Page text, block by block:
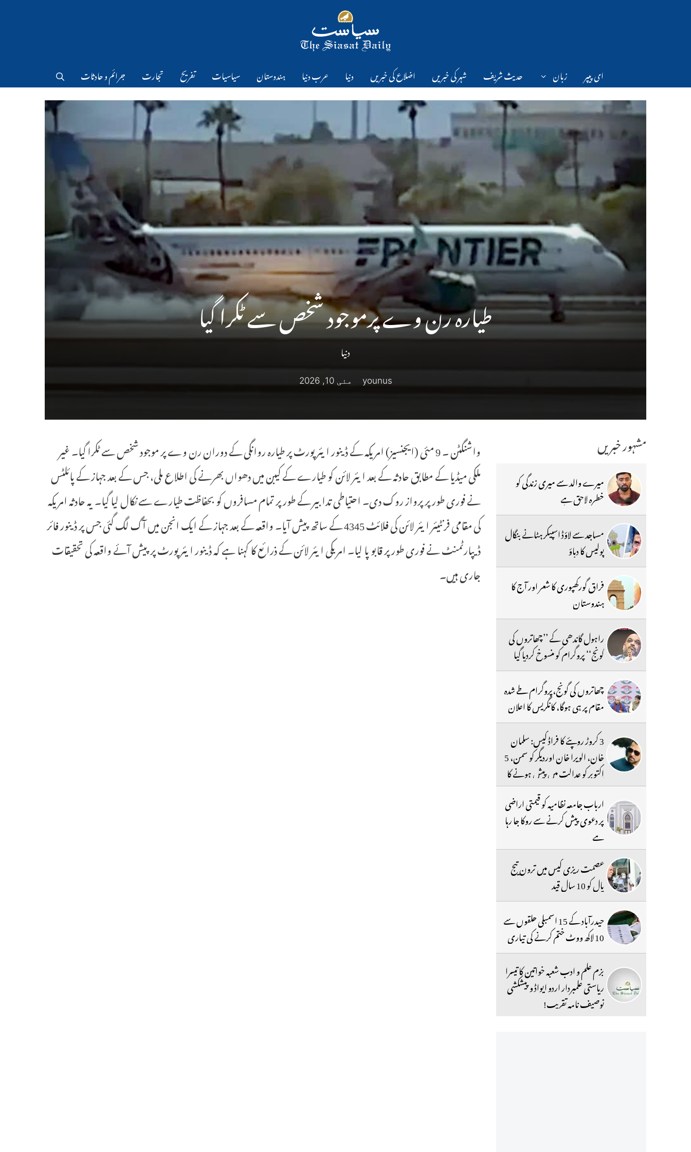
ای پیپر زبان حدیث شریف شہر کی خبریں اضلاع کی خبریں دنیا عرب دنیا ہندوستان سیاسیات تفریح تجارت جرائم و حادثات
طیارہ رن وے پرموجود شخص سے ٹکرا گیا
دنیا
younus مئی 10, 2026
واشنگٹن ۔ 9 مئی (ایجنسیز) امریکہ کے ڈینور ایئر پورٹ پر طیارہ روانگی کے دوران رن وے پر موجود شخص سے ٹکرا گیا۔ غیر
ملکی میڈیا کے مطابق حادثہ کے بعد ایئر لائن کو طیارے کے کیبن میں دھواں بھرنے کی اطلاع ملی، جس کے بعد جہاز کے پائلٹس
نے فوری طور پر پرواز روک دی۔ احتیاطی تدابیر کے طور پر تمام مسافروں کو بحفاظت طیارے سے نکال لیا گیا۔ یہ حادثہ امریکہ
کی مقامی فرنٹیئر ایئر لائن کی فلائٹ 4345 کے ساتھ پیش آیا۔ واقعہ کے بعد جہاز کے ایک انجن میں آگ لگ گئی جس پر ڈینور فائر
ڈیپارٹمنٹ نے فوری طور پر قابو پا لیا۔ امریکی ایئر لائن کے ذرائع کا کہنا ہے کہ ڈینور ایئر پورٹ پر پیش آئے واقعہ کی تحقیقات
جاری ہیں۔
مشہور خبریں
میرے والد سے میری زندگی کو
خطرہ لاحق ہے
مساجد سے لاؤڈ اسپیکر ہٹانے بنگال
پولیس کا دباؤ
فراق گورکھپوری کا شعر اور آج کا
ہندوستان
راہول گاندھی کے ’’چھاتروں کی
گونج‘‘ پروگرام کو منسوخ کردیا گیا
چھاتروں کی گونج،پروگرام طے شدہ
مقام پر ہی ہوگا، کانگریس کا اعلان
3 کروڑ روپئے کا فراڈ کیس: سلمان
خان، الویرا خان اوردیگر کو سمن، 5
اکتوبر کو عدالت میں پیش ہونے کا
حکم
ارباب جامعہ نظامیہ کو قیمتی اراضی
پر دعوی پیش کرنے سے روکا جا رہا
ہے
عصمت ریزی کیس میں ترون تیج
پال کو 10 سال قید
حیدرآباد کے 15 اسمبلی حلقوں سے
10 لاکھ ووٹ ختم کرنے کی تیاری
بزم علم و ادب شعبہ خواتین کا تیسرا
ریاستی علمبردار اردو ایواڈ و پیشکشی
توصیف نامہ تقریب!